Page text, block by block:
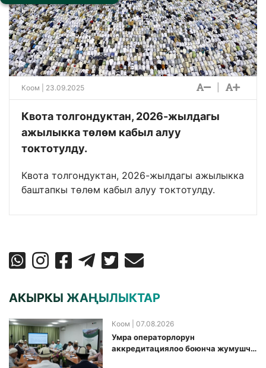
Коом | 23.09.2025
Квота толгондуктан, 2026-жылдагы
ажылыкка төлөм кабыл алуу
токтотулду.
Квота толгондуктан, 2026-жылдагы ажылыкка
баштапкы төлөм кабыл алуу токтотулду.
АКЫРКЫ ЖАҢЫЛЫКТАР
Коом | 07.08.2026
Умра операторлорун
аккредитациялоо боюнча жумушчу